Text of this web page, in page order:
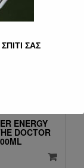
ENERGY
DOCTOR
ΣΑΣ